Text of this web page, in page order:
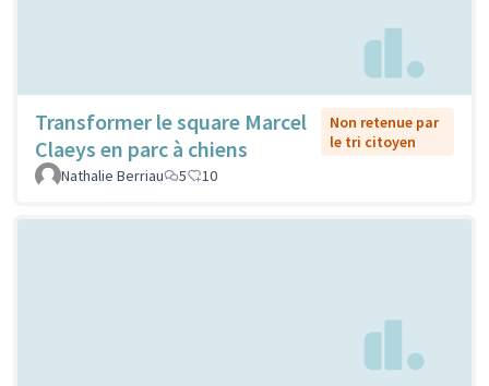
Transformer le square Marcel
Claeys en parc à chiens
Non retenue par
le tri citoyen
Nathalie Berriau
5 10